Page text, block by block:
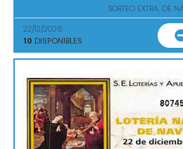
SORTEO EXTRA. DE
22/12/2026
10 DISPONIBLES